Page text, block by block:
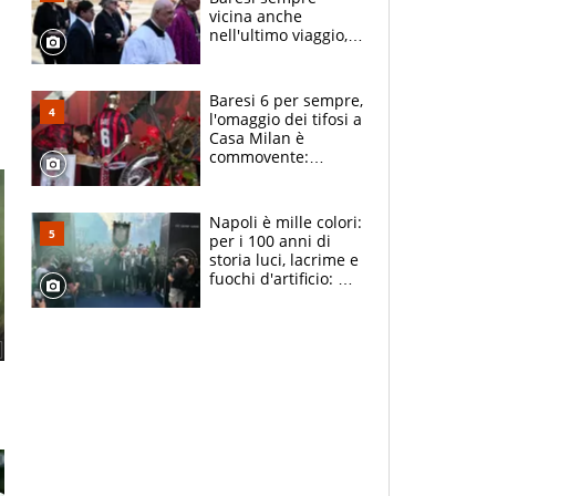
vicina anche
nell'ultimo viaggio,
circondati
dall'affetto dei tifosi
Baresi 6 per sempre,
l'omaggio dei tifosi a
Casa Milan è
commovente:
bigliettini
Napoli è mille colori:
per i 100 anni di
storia luci, lacrime e
fuochi d'artificio: De